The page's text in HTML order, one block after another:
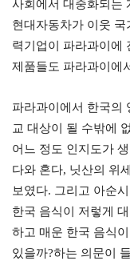
사회에서 대중화되는
현대자동차가 이웃
력기업이 파라과이에
제품들도 파라과이에
파라과이에서 한국의
교 대상이 될 수밖에
어느 정도 인지도가
다와 혼다, 닛산의 위
보였다. 그리고 아순
한국 음식이 저렇게
하고 매운 한국 음식
있을까?하는 의문이